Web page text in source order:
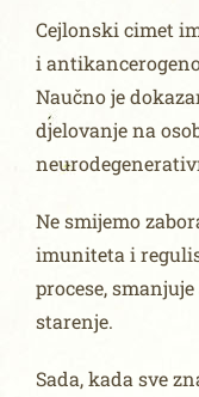
Cejlonski cimet
i
Naučno je
djelovanje na
Ne smijemo
imuniteta i
procese,
starenje.
Sada, kada sve